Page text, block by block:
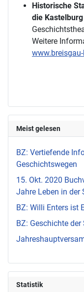
Historische
die
Weitere
Meist gelesen
BZ: Vertiefende
Geschichtswegen
15. Okt. 2020
Jahre Leben in der
BZ: Willi Enters ist
BZ: Geschichte
Statistik